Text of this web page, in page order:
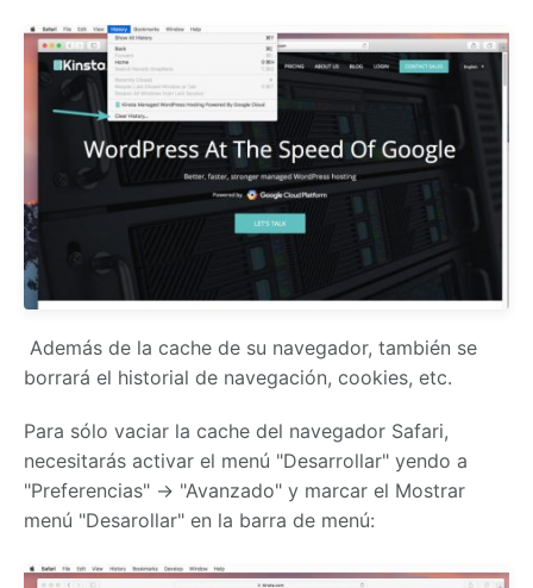
Además de la cache de su navegador, también se
borrará el historial de navegación, cookies, etc.
Para sólo vaciar la cache del navegador Safari,
necesitarás activar el menú "Desarrollar" yendo a
"Preferencias" → "Avanzado" y marcar el Mostrar
menú "Desarollar" en la barra de menú: